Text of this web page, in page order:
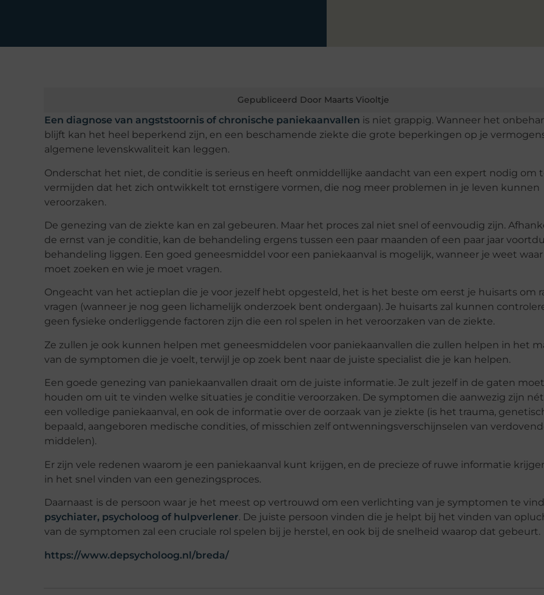
Gepubliceerd Door Maarts Viooltje
Een diagnose van angststoornis of chronische paniekaanvallen is niet grappig. Wanneer het
blijft kan het heel beperkend zijn, en een beschamende ziekte die grote beperkingen op je
algemene levenskwaliteit kan leggen.
Onderschat het niet, de conditie is serieus en heeft onmiddellijke aandacht van een expert nodig om
vermijden dat het zich ontwikkelt tot ernstigere vormen, die nog meer problemen in je leven kunnen
veroorzaken.
De genezing van de ziekte kan en zal gebeuren. Maar het proces zal niet snel of eenvoudig zijn.
de ernst van je conditie, kan de behandeling ergens tussen een paar maanden of een paar jaar
behandeling liggen. Een goed geneesmiddel voor een paniekaanval is mogelijk, wanneer je weet
moet zoeken en wie je moet vragen.
Ongeacht van het actieplan die je voor jezelf hebt opgesteld, het is het beste om eerst je huisarts om
vragen (wanneer je nog geen lichamelijk onderzoek bent ondergaan). Je huisarts zal kunnen
geen fysieke onderliggende factoren zijn die een rol spelen in het veroorzaken van de ziekte.
Ze zullen je ook kunnen helpen met geneesmiddelen voor paniekaanvallen die zullen helpen in het
van de symptomen die je voelt, terwijl je op zoek bent naar de juiste specialist die je kan helpen.
Een goede genezing van paniekaanvallen draait om de juiste informatie. Je zult jezelf in de gaten
houden om uit te vinden welke situaties je conditie veroorzaken. De symptomen die aanwezig zijn
een volledige paniekaanval, en ook de informatie over de oorzaak van je ziekte (is het trauma,
bepaald, aangeboren medische condities, of misschien zelf ontwenningsverschijnselen van
middelen).
Er zijn vele redenen waarom je een paniekaanval kunt krijgen, en de precieze of ruwe informatie
in het snel vinden van een genezingsproces.
Daarnaast is de persoon waar je het meest op vertrouwd om een verlichting van je symptomen te
psychiater, psycholoog of hulpverlener. De juiste persoon vinden die je helpt bij het vinden van
van de symptomen zal een cruciale rol spelen bij je herstel, en ook bij de snelheid waarop dat gebeurt.
https://www.depsycholoog.nl/breda/